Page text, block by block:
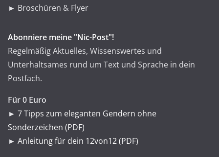
► Broschüren & Flyer
Abonniere meine "Nic-Post"!
Regelmäßig Aktuelles, Wissenswertes und
Unterhaltsames rund um Text und Sprache in dein
Postfach.
Für 0 Euro
► 7 Tipps zum eleganten Gendern ohne
Sonderzeichen (PDF)
► Anleitung für dein 12von12 (PDF)